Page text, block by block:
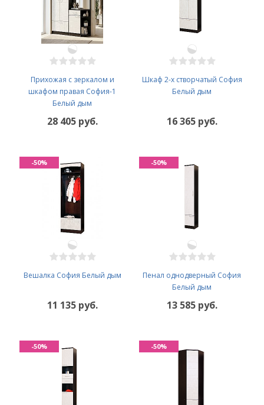
Прихожая с зеркалом и
шкафом правая София-1
Белый дым
28 405 руб.
Шкаф 2-х створчатый София
Белый дым
16 365 руб.
Вешалка София Белый дым
11 135 руб.
-50%
Пенал однодверный София
Белый дым
13 585 руб.
-50%
-50% -50%